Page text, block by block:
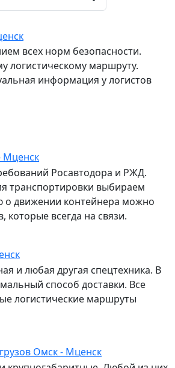
всех норм безопасности.
логистическому маршруту.
информация у логистов
Мценск
Росавтодора и РЖД.
транспортировки выбираем
движении контейнера можно
которые всегда на связи.
и любая другая спецтехника. В
способ доставки. Все
логистические маршруты
Омск - Мценск